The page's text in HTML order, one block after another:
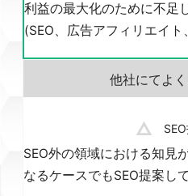
利益の最大化のために不足
(SEO、広告アフィリエイ
SEO外の領域における知見
なるケースでもSEO提案し